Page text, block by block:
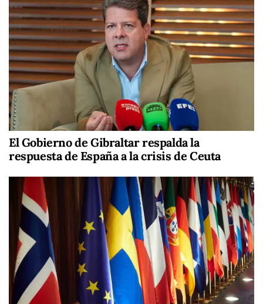
El Gobierno de Gibraltar respalda la
respuesta de España a la crisis de Ceuta